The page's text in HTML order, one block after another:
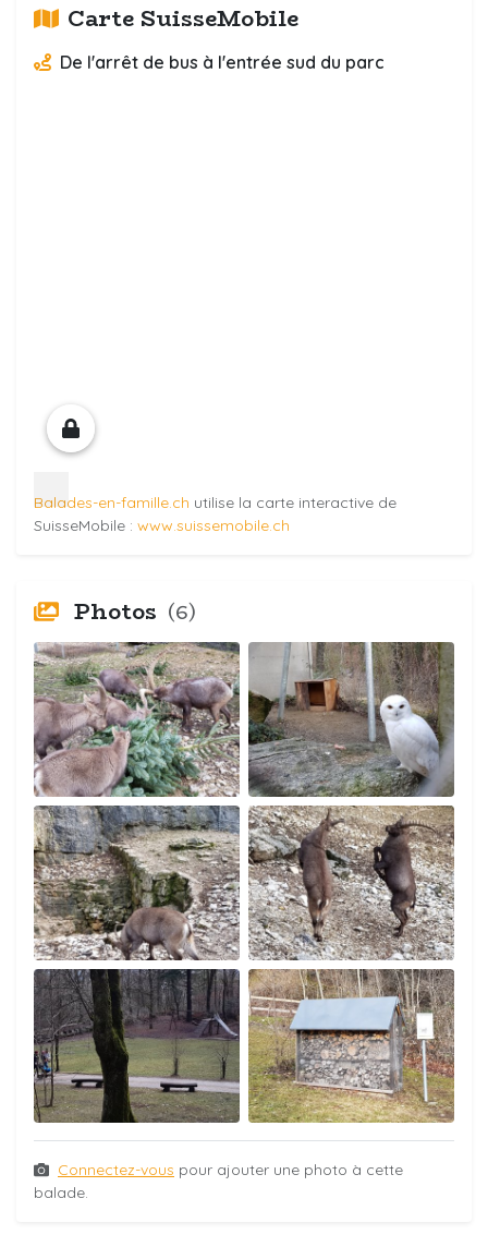
Carte SuisseMobile
De l'arrêt de bus à l'entrée sud du parc
Balades-en-famille.ch utilise la carte interactive de
SuisseMobile : www.suissemobile.ch
Photos (6)
Connectez-vous pour ajouter une photo à cette
balade.